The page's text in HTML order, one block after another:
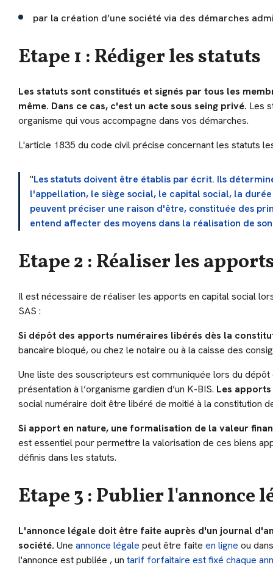
par la création d’une société via des démarches
Etape 1 : Rédiger les statuts
Les statuts sont constitués et signés par tous les
même. Dans ce cas, c'est un acte sous seing privé. Les
organisme qui vous accompagne dans vos démarches.
L'article 1835 du code civil précise concernant les statuts
"Les statuts doivent être établis par écrit. Ils
l'appellation, le siège social, le capital social, la
peuvent préciser une raison d'être, constituée des
entend affecter des moyens dans la réalisation de
Etape 2 : Réaliser les
Il est nécessaire de réaliser les apports en capital social
SAS :
Si dépôt des apports numéraires libérés dès la
bancaire bloqué, ou chez le notaire ou à la caisse des
Une liste des souscripteurs est communiquée lors du
présentation à l’organisme gardien d’un K-BIS. Les
social numéraire doit être libéré de moitié à la constitution
Si apport en nature, une formalisation de la valeur
est essentiel pour permettre la valorisation de ces biens
définis dans les statuts.
Etape 3 : Publier l'annonce
L'annonce légale doit être faite auprès d'un journal
société. Une annonce légale peut être faite en ligne ou
l'annonce est publiée , un tarif forfaitaire est fixé chaque